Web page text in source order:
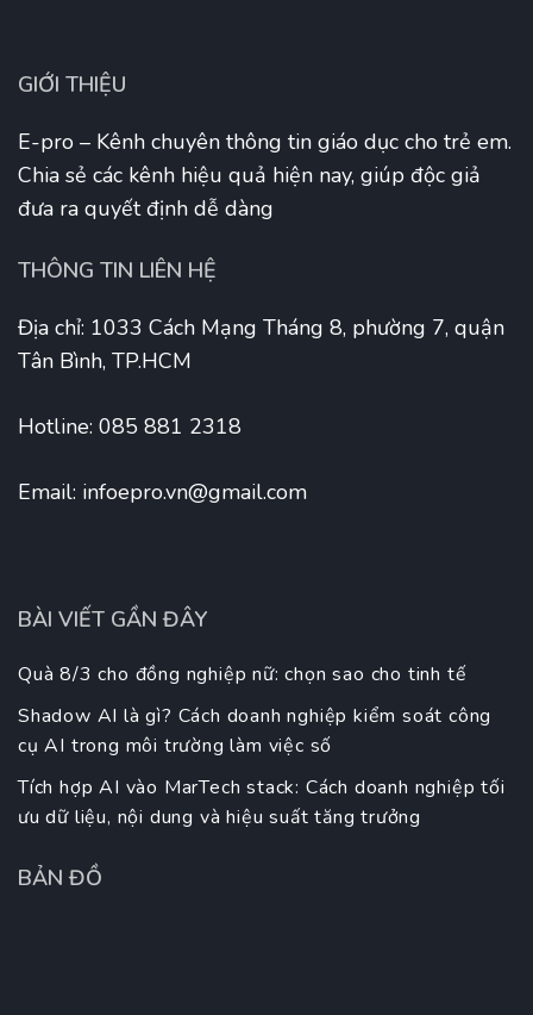
GIỚI THIỆU
E-pro – Kênh chuyên thông tin giáo dục cho trẻ em.
Chia sẻ các kênh hiệu quả hiện nay, giúp độc giả
đưa ra quyết định dễ dàng
THÔNG TIN LIÊN HỆ
Địa chỉ: 1033 Cách Mạng Tháng 8, phường 7, quận
Tân Bình, TP.HCM
Hotline: 085 881 2318
Email: infoepro.vn@gmail.com
BÀI VIẾT GẦN ĐÂY
Quà 8/3 cho đồng nghiệp nữ: chọn sao cho tinh tế
Shadow AI là gì? Cách doanh nghiệp kiểm soát công
cụ AI trong môi trường làm việc số
Tích hợp AI vào MarTech stack: Cách doanh nghiệp tối
ưu dữ liệu, nội dung và hiệu suất tăng trưởng
BẢN ĐỒ